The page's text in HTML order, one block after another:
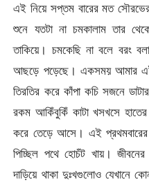
এই নিয়ে সপ্তম বারের মত সৌরভের
শুনে যতটা না চমকালাম তার
তাকিয়ে। চমকেছি না বলে বরং
আছড়ে পড়েছে। একসময় আমার
তিরতির করে কাঁপা কচি সজনে
রকম আকিঁবুকিঁ কাটা খসখসে
করে তেড়ে আসে। এই
পিচ্ছিল পথে হোচঁট খায়। জীবনের
দাড়িয়ে থাকা দুঃখগুলোও যেখানে